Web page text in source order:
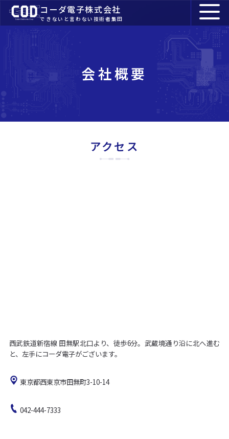
コーダ電子株式会社
できないと言わない技術者集団
会社概要
アクセス
西武鉄道新宿線 田無駅北口より、徒歩6分。武蔵境通り沿に北へ進む
と、左手にコーダ電子がございます。
東京都西東京市田無町3-10-14
042-444-7333